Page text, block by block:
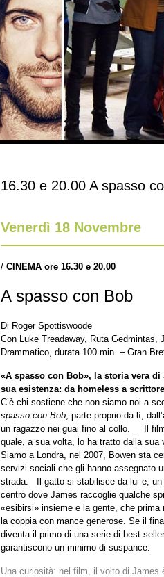
16.30 e 20.00 A spasso
Venerdì 18 Novembre
/ CINEMA ore 16.30 e 20.00
A spasso con Bob
Di Roger Spottiswoode
Con Luke Treadaway, Ruta Gedmintas,
Drammatico, durata 100 min. – Gran
«A spasso con Bob», la storia vera
sua esistenza: da homeless a
C’è chi sostiene che non siamo noi a
spasso con Bob, parte proprio da lì,
un ragazzo nei guai fino al collo. Il film
quale, a sua volta, lo ha tratto dalla sua
Siamo a Londra, nel 2007, Bowen sta
servizi sociali che gli hanno assegnato
strada. Il gatto si stabilisce da lui e, un
centro dove James raccoglie qualche
«esibirsi» insieme e la gente, che
la coppia con mance generose. Se il
diventa il primo di una serie di best-
garantiscono un minimo di suspance.
Una curiosità: nel film, il volto di James